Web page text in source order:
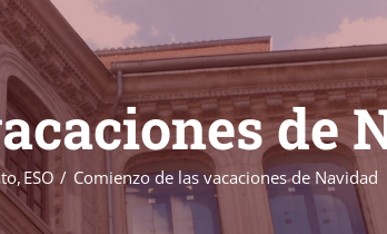
de
ESO Comienzo de las vacaciones de Navidad